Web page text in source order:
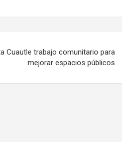
Cuautle trabajo comunitario para
mejorar espacios públicos